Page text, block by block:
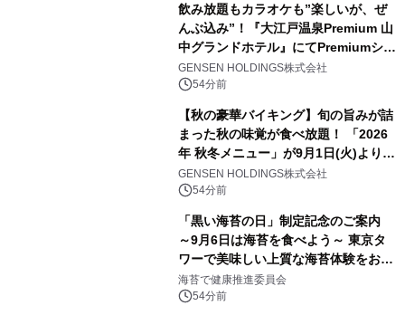
飲み放題もカラオケも”楽しいが、ぜ
んぶ込み”！『大江戸温泉Premium 山
中グランドホテル』にてPremiumシリ
ーズ初のオールインクルーシブ導入
GENSEN HOLDINGS株式会社
54分前
【秋の豪華バイキング】旬の旨みが詰
まった秋の味覚が食べ放題！ 「2026
年 秋冬メニュー」が9月1日(火)より提
供スタート
GENSEN HOLDINGS株式会社
54分前
「黒い海苔の日」制定記念のご案内
～9月6日は海苔を食べよう～ 東京タ
ワーで美味しい上質な海苔体験をお届
けします！
海苔で健康推進委員会
54分前